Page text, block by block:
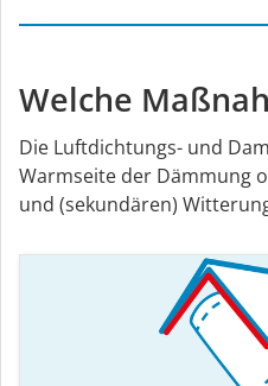
Welche
Die Luftdichtungs- und
Warmseite der Dämmung
und (sekundären)